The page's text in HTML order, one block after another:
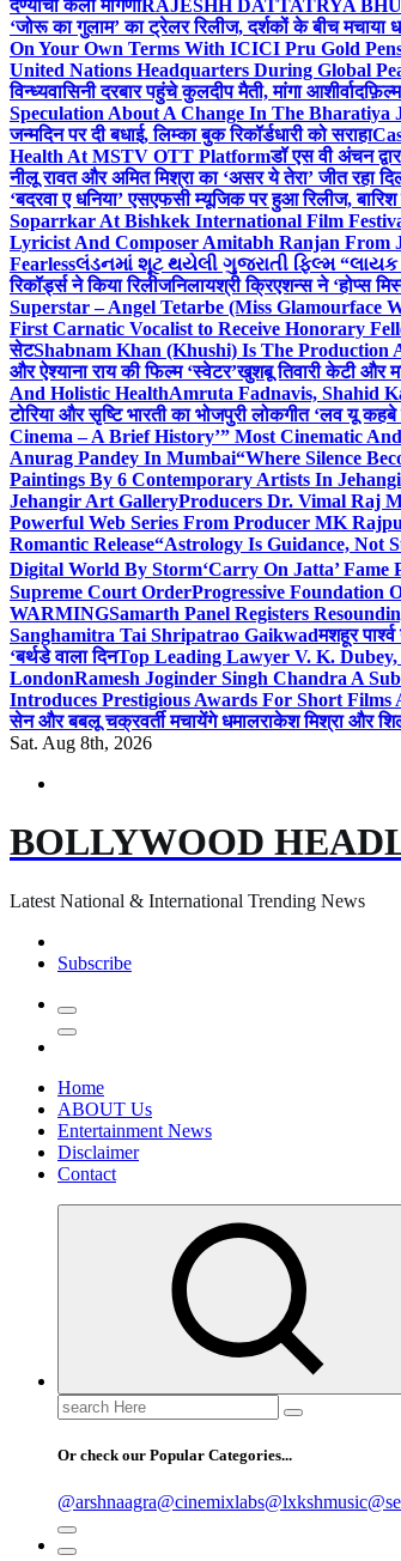
देण्याची केली मागणीRAJESHH DATTATRYA
‘जोरू का गुलाम’ का ट्रेलर रिलीज, दर्शकों के बीच मचाया
On Your Own Terms With ICICI Pru Gold
United Nations Headquarters During Global
विन्ध्यवासिनी दरबार पहुंचे कुलदीप मैती, मांगा आशीर्वाद
Speculation About A Change In The
जन्मदिन पर दी बधाई, लिम्का बुक रिकॉर्डधारी को सराहा
Health At MSTV OTT Platformडॉ एस वी अंचन
नीलू रावत और अमित मिश्रा का ‘असर ये तेरा’ जीत रहा
‘बदरवा ए धनिया’ एसएफसी म्यूजिक पर हुआ रिलीज,
Soparrkar At Bishkek International Film
Lyricist And Composer Amitabh Ranjan From
Fearlessલંડનમાં શૂટ થયેલી ગુજરાતી ફિલ્મ
रिकॉर्ड्स ने किया रिलीजनिलायश्री क्रिएशन्स ने ‘होप्स
Superstar – Angel Tetarbe (Miss Glamourface
First Carnatic Vocalist to Receive Honorary
सेटShabnam Khan (Khushi) Is The Production
और ऐश्याना राय की फिल्म ‘स्वेटर’खुशबू तिवारी केटी और
And Holistic HealthAmruta Fadnavis, Shahid
टोरिया और सृष्टि भारती का भोजपुरी लोकगीत ‘लव यू कहबे
Cinema – A Brief History’” Most Cinematic
Anurag Pandey In Mumbai“Where Silence
Paintings By 6 Contemporary Artists In
Jehangir Art GalleryProducers Dr. Vimal Raj
Powerful Web Series From Producer MK
Romantic Release“Astrology Is Guidance, Not
Digital World By Storm‘Carry On Jatta’
Supreme Court OrderProgressive Foundation
WARMINGSamarth Panel Registers
Sanghamitra Tai Shripatrao Gaikwadमशहूर
‘बर्थडे वाला दिनTop Leading Lawyer V. K.
LondonRamesh Joginder Singh Chandra A
Introduces Prestigious Awards For Short
सेन और बबलू चक्रवर्ती मचायेंगे धमालराकेश मिश्रा और
Sat. Aug 8th, 2026
BOLLYWOOD
Latest National & International Trending News
Subscribe
Home
ABOUT Us
Entertainment News
Disclaimer
Contact
Search
for:
Or check our Popular Categories...
@arshnaagra@cinemixlabs@lxkshmusic